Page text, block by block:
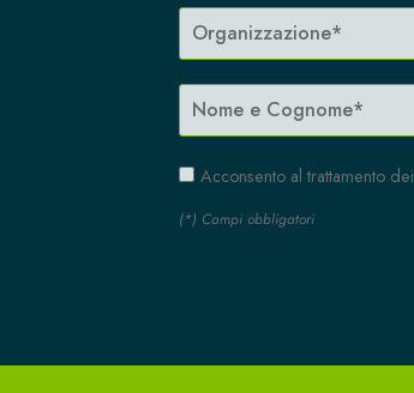
Acconsento al trattamento
(*) Campi obbligatori